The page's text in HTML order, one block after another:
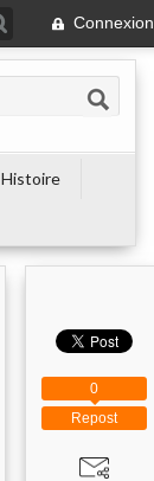
Connexion
Histoire
Repost
0